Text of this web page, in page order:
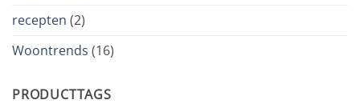
recepten (2)
Woontrends (16)
PRODUCTTAGS